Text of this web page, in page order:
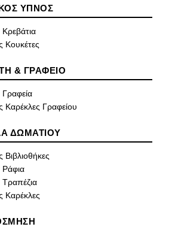
ΥΠΝΟΣ
Κρεβάτια
Κουκέτες
& ΓΡΑΦΕΙΟ
Γραφεία
Καρέκλες Γραφείου
ΔΩΜΑΤΙΟΥ
Βιβλιοθήκες
Ράφια
Τραπέζια
Καρέκλες